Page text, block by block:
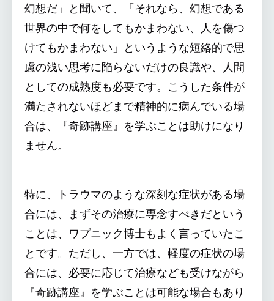
幻想だ」と聞いて、「それなら、幻想である
世界の中で何をしてもかまわない、人を傷つ
けてもかまわない」というような短絡的で思
慮の浅い思考に陥らないだけの良識や、人間
としての成熟度も必要です。こうした条件が
満たされないほどまで精神的に病んでいる場
合は、『奇跡講座』を学ぶことは助けになり
ません。
特に、トラウマのような深刻な症状がある場
合には、まずその治療に専念すべきだという
ことは、ワプニック博士もよく言っていたこ
とです。ただし、一方では、軽度の症状の場
合には、必要に応じて治療なども受けながら
『奇跡講座』を学ぶことは可能な場合もあり